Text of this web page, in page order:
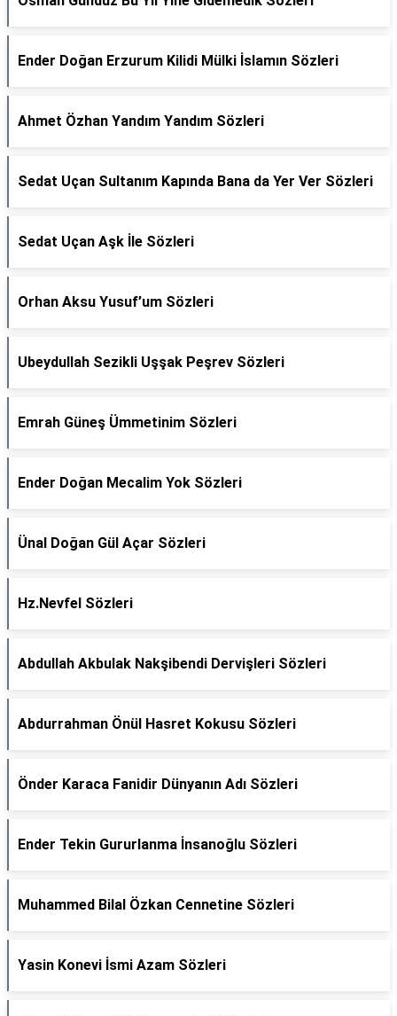
Ender Doğan Erzurum Kilidi Mülki İslamın Sözleri
Ahmet Özhan Yandım Yandım Sözleri
Sedat Uçan Sultanım Kapında Bana da Yer Ver Sözleri
Sedat Uçan Aşk İle Sözleri
Orhan Aksu Yusuf’um Sözleri
Ubeydullah Sezikli Uşşak Peşrev Sözleri
Emrah Güneş Ümmetinim Sözleri
Ender Doğan Mecalim Yok Sözleri
Ünal Doğan Gül Açar Sözleri
Hz.Nevfel Sözleri
Abdullah Akbulak Nakşibendi Dervişleri Sözleri
Abdurrahman Önül Hasret Kokusu Sözleri
Önder Karaca Fanidir Dünyanın Adı Sözleri
Ender Tekin Gururlanma İnsanoğlu Sözleri
Muhammed Bilal Özkan Cennetine Sözleri
Yasin Konevi İsmi Azam Sözleri